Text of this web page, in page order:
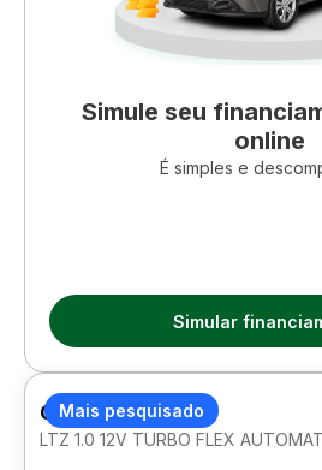
Simule seu
online
É simples e
Simular
Mais pesquisado
CHEVROLET ONIX
LTZ 1.0 12V TURBO FLEX